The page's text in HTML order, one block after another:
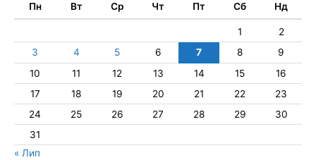
Пн Вт Ср Чт Пт Сб Нд
1
2
3
4 5 6 7 8
9
10
11 12 13 14 15
16
17
18 19 20 21 22
23
24
25 26 27 28 29
30
31
« Лип